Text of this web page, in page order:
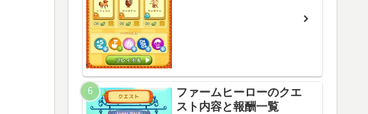
ファームヒーローのクエ
スト内容と報酬一覧